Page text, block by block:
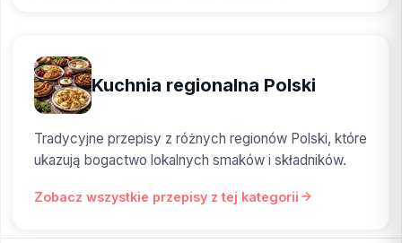
Kuchnia regionalna Polski
Tradycyjne przepisy z różnych regionów Polski, które
ukazują bogactwo lokalnych smaków i składników.
Zobacz wszystkie przepisy z tej kategorii